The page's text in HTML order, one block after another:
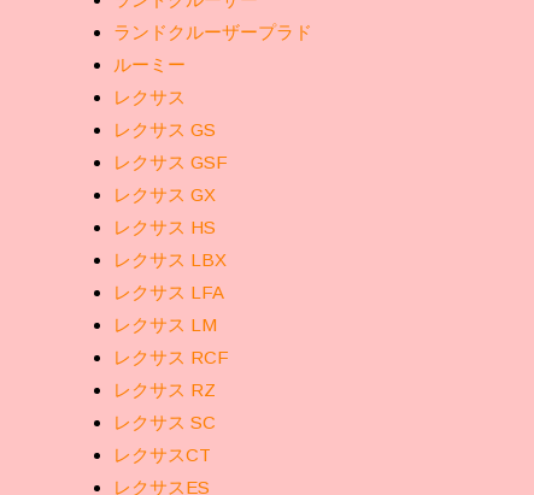
ランドクルーザープラド
ルーミー
レクサス
レクサス GS
レクサス GSF
レクサス GX
レクサス HS
レクサス LBX
レクサス LFA
レクサス LM
レクサス RCF
レクサス RZ
レクサス SC
レクサスCT
レクサスES